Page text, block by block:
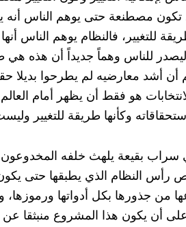
تكون مصطنعة حتى يوهم الناس أنه
للتغيير، فالنظام يوهم الناس
للناس وهماً جديداً أن هذه هي
أشد معارضيه لم يطرحوا بديلا
هو فقط أن يظهر أمام
وكأنها طريقة للتغيير
سراب بقيعة يلهث خلفه المخدوعون
النظام الذي يطبقها حتى يكون
من جذورها بكل أدواتها
يكون هذا المشروع منبثقا عن